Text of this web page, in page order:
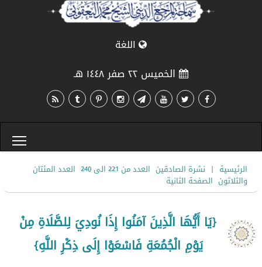
اللغة
الخميس ٢٢ صفر ١٤٤٨ هـ
الرئيسية | نشرة الصادقين العدد من 221 الى 240
العدد المئتان
والثلاثون الصفحة الثانية
{يَا أَيُّهَا الَّذِينَ آمَنُوا إِذَا نُودِيَ لِلصَّلَاةِ مِنْ
يَوْمِ الْجُمُعَةِ فَاسْعَوْا إِلَى ذِكْرِ اللَّهِ}